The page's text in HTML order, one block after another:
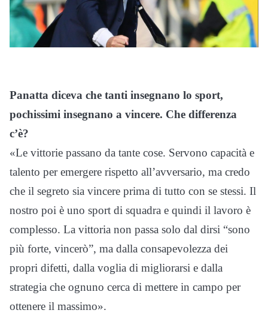
Panatta diceva che tanti insegnano lo sport,
pochissimi insegnano a vincere. Che differenza
c’è?
«Le vittorie passano da tante cose. Servono capacità e
talento per emergere rispetto all’avversario, ma credo
che il segreto sia vincere prima di tutto con se stessi. Il
nostro poi è uno sport di squadra e quindi il lavoro è
complesso. La vittoria non passa solo dal dirsi “sono
più forte, vincerò”, ma dalla consapevolezza dei
propri difetti, dalla voglia di migliorarsi e dalla
strategia che ognuno cerca di mettere in campo per
ottenere il massimo».